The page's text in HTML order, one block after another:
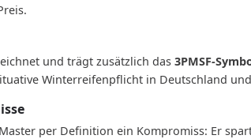
und trägt zusätzlich das 3PMSF-
Winterreifenpflicht in Deutschland
per Definition ein Kompromiss: Er